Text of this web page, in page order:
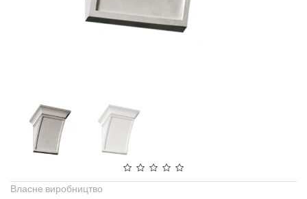
Власне виробництво